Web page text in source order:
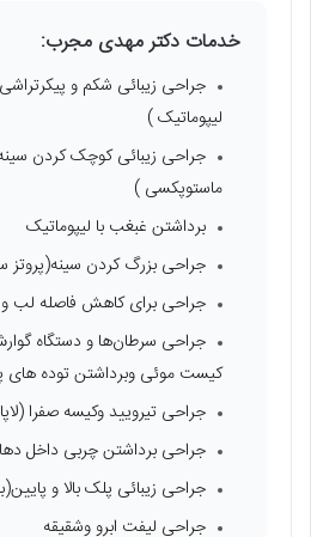
خدمات دکتر مهدی مجرب:
جراحی زیبائی شکم و
لیپوماتیک )
جراحی زیبائی کوچک کردن
ماستوپکسی )
برداشتن غبغب با لیپوماتیک
جراحی بزرگ کردن سینه(پروتز
جراحی برای کاهش فاصله لب و
جراحی سرطان‌ها و دستگاه
کیست موئی وبرداشتن توده های
جراحی تیرویید وکیسه صفرا
جراحی برداشتن چربی داخل
جراحی زیبائی پلک بالا و
جراحی لیفت ابرو وشقیقه